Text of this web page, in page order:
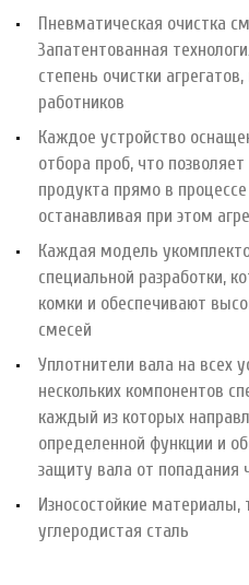
Пневматическая очистка
Запатентованная
степень очистки
работников
Каждое устройство
отбора проб, что
продукта прямо в
останавливая при этом
Каждая модель
специальной разработки,
комки и обеспечивают
смесей
Уплотнители вала на всех
нескольких компонентов
каждый из которых
определенной функции и
защиту вала от попадания
Износостойкие
углеродистая сталь